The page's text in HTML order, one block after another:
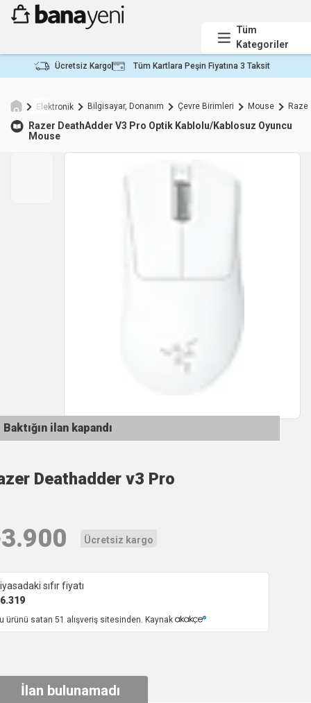
Tüm
Kategoriler
Ücretsiz Kargo Tüm Kartlara Peşin Fiyatına 3 Taksit
Elektronik Bilgisayar, Donanım Çevre Birimleri Mouse
Razer DeathAdder V3 Pro Optik Kablolu/Kablosuz Oyuncu
Mouse
Baktığın ilan kapandı
Deathadder v3 Pro
3.900 Ücretsiz kargo
sıfır fiyatı
6.319
ürünü satan 51 alışveriş sitesinden. Kaynak
İlan bulunamadı